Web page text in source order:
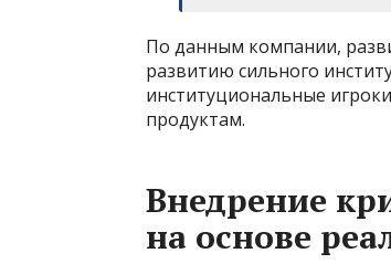
По данным компании,
развитию сильного
институциональные
продуктам.
Внедрение
на основе